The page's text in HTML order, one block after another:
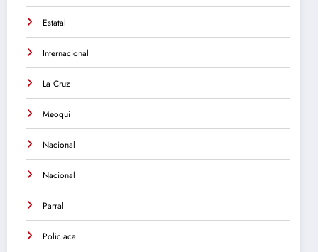
Estatal
Internacional
La Cruz
Meoqui
Nacional
Nacional
Parral
Policiaca